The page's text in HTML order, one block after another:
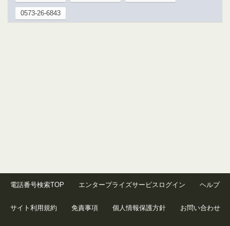
0573-26-6843
電話番号検索TOP エンタープライズサービスログイン ヘルプ
サイト利用規約 免責事項 個人情報保護方針 お問い合わせ